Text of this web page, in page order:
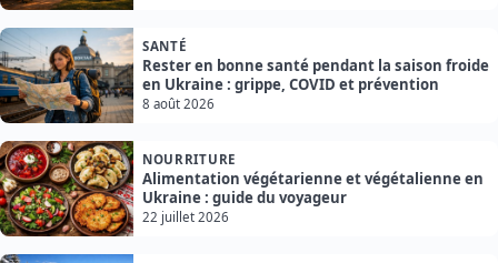
SANTÉ
Rester en bonne santé pendant la saison froide
en Ukraine : grippe, COVID et prévention
8 août 2026
NOURRITURE
Alimentation végétarienne et végétalienne en
Ukraine : guide du voyageur
22 juillet 2026